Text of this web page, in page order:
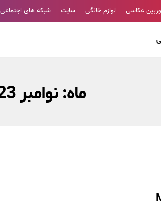
عکاسی لوازم خانگی سایت شبکه های اجتماعی
ماه:نوامبر 2023